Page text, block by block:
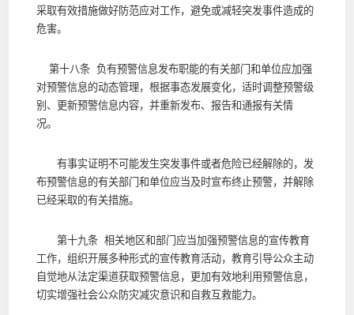
采取有效措施做好防范应对工作，避免或减轻突发事件造成的
危害。
第十八条 负有预警信息发布职能的有关部门和单位应加强
对预警信息的动态管理，根据事态发展变化，适时调整预警级
别、更新预警信息内容，并重新发布、报告和通报有关情
况。
有事实证明不可能发生突发事件或者危险已经解除的，发
布预警信息的有关部门和单位应当及时宣布终止预警，并解除
已经采取的有关措施。
第十九条 相关地区和部门应当加强预警信息的宣传教育
工作，组织开展多种形式的宣传教育活动，教育引导公众主动
自觉地从法定渠道获取预警信息，更加有效地利用预警信息，
切实增强社会公众防灾减灾意识和自救互救能力。